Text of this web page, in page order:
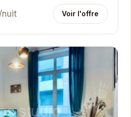
/nuit Voir l'offre